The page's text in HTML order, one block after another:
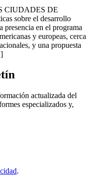
CIUDADES DE
sobre el desarrollo
presencia en el programa
y europeas, cerca
y una propuesta
actualizada del
especializados y,
.